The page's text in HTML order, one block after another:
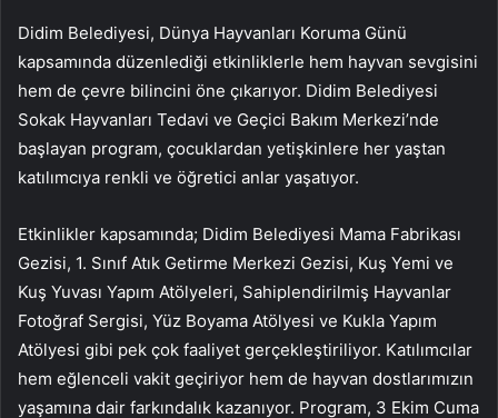
Didim Belediyesi, Dünya Hayvanları Koruma Günü
kapsamında düzenlediği etkinliklerle hem hayvan sevgisini
hem de çevre bilincini öne çıkarıyor. Didim Belediyesi
Sokak Hayvanları Tedavi ve Geçici Bakım Merkezi’nde
başlayan program, çocuklardan yetişkinlere her yaştan
katılımcıya renkli ve öğretici anlar yaşatıyor.
Etkinlikler kapsamında; Didim Belediyesi Mama Fabrikası
Gezisi, 1. Sınıf Atık Getirme Merkezi Gezisi, Kuş Yemi ve
Kuş Yuvası Yapım Atölyeleri, Sahiplendirilmiş Hayvanlar
Fotoğraf Sergisi, Yüz Boyama Atölyesi ve Kukla Yapım
Atölyesi gibi pek çok faaliyet gerçekleştiriliyor. Katılımcılar
hem eğlenceli vakit geçiriyor hem de hayvan dostlarımızın
yaşamına dair farkındalık kazanıyor. Program, 3 Ekim Cuma